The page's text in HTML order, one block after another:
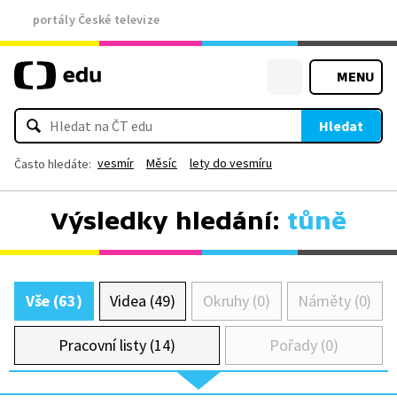
portály České televize
MENU
Hledat
Často hledáte: vesmír Měsíc lety do vesmíru
Výsledky hledání: tůně
Vše (63) Videa (49) Okruhy (0) Náměty (0)
Pracovní listy (14) Pořady (0)